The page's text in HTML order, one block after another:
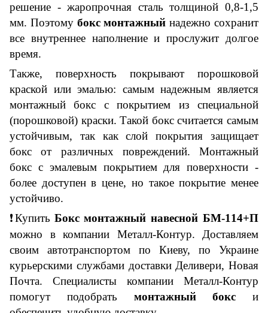
решение - жаропрочная сталь толщиной 0,8-1,5
мм. Поэтому бокс монтажный надежно сохранит
все внутреннее наполнение и прослужит долгое
время.
Также, поверхность покрывают порошковой
краской или эмалью: самым надежным является
монтажный бокс с покрытием из специальной
(порошковой) краски. Такой бокс считается самым
устойчивым, так как слой покрытия защищает
бокс от различных повреждений. Монтажный
бокс с эмалевым покрытием для поверхности -
более доступен в цене, но такое покрытие менее
устойчиво.
❗Купить Бокс монтажный навесной БМ-114+П
можно в компании Металл-Контур. Доставляем
своим автотранспортом по Киеву, по Украине
курьерскими службами доставки Деливери, Новая
Почта. Специалисты компании Металл-Контур
помогут подобрать монтажный бокс и